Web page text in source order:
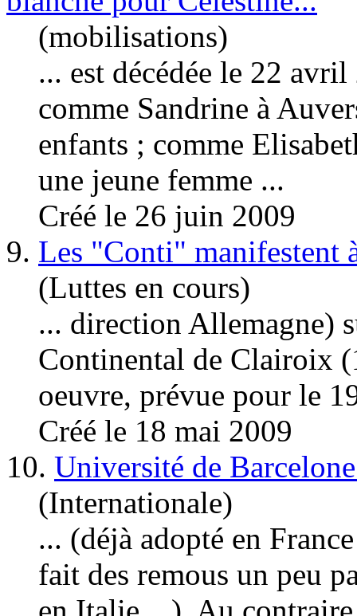
(mobilisations)
... est décédée le 22
comme Sandrine à
enfants ; comme
une jeune femme ...
Créé le 26 juin 2009
9. Les "Conti" manifestent
(Luttes en cours)
... direction Allemagne)
Continental de Clairoix
oeuvre, prévue pour le
Créé le 18 mai 2009
10. Université de
(Internationale)
... (déjà adopté en
fait des remous un peu